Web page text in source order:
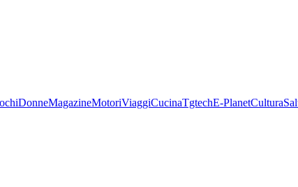
DonneMagazineMotoriViaggiCucinaTgtechE-PlanetCultura